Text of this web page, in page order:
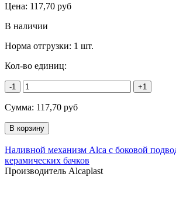
Цена: 117,70 руб
В наличии
Норма отгрузки: 1 шт.
Кол-во единиц:
-1 +1
Сумма: 117,70 руб
Наливной механизм Alca с боковой
керамических бачков
Производитель Alcaplast